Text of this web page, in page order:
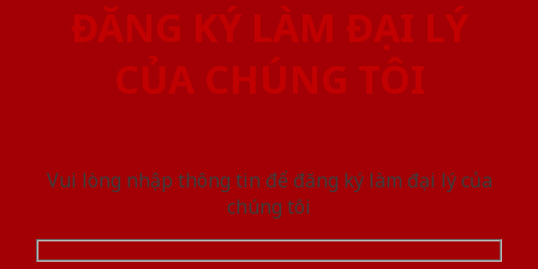
ĐĂNG KÝ LÀM ĐẠI LÝ
CỦA CHÚNG TÔI
Vui lòng nhập thông tin để đăng ký làm đại lý của
chúng tôi